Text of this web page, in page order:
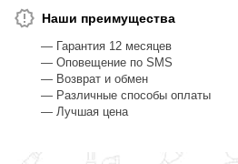
Наши преимущества
— Гарантия 12 месяцев
— Оповещение по SMS
— Возврат и обмен
— Различные способы оплаты
— Лучшая цена